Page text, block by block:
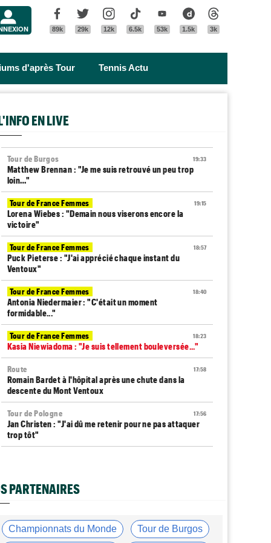
Facebook
89k
Twitter
29k
Instagram
12k
Tik Tok
6.5k
Youtube
53k
Dailymotion
1.5k 3k
d'après Tour Tennis Actu
EN LIVE
19:33
Tour de Burgos
Matthew Brennan : "Je me suis retrouvé un peu trop
loin…"
19:15
Tour de France Femmes
Lorena Wiebes : "Demain nous viserons encore la
victoire"
18:57
Tour de France Femmes
Puck Pieterse : "J'ai apprécié chaque instant du
Ventoux"
18:40
Tour de France Femmes
Antonia Niedermaier : "C'était un moment
formidable..."
18:23
Tour de France Femmes
Kasia Niewiadoma : "Je suis tellement bouleversée..."
17:58
Route
Romain Bardet à l'hôpital après une chute dans la
descente du Mont Ventoux
17:56
Tour de Pologne
Jan Christen : "J'ai dû me retenir pour ne pas attaquer
trop tôt"
Tour de Pologne
Joao Almeida a abandonné après une nouvelle chute
17:03
Média
L'abonnement à Cyclism'Actu sans pub ni pop up :
PARTENAIRES
Championnats du Monde Tour de Burgos